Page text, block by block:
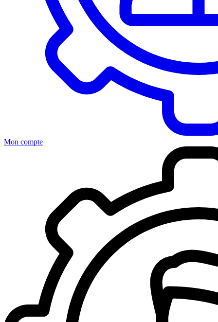
Mon compte